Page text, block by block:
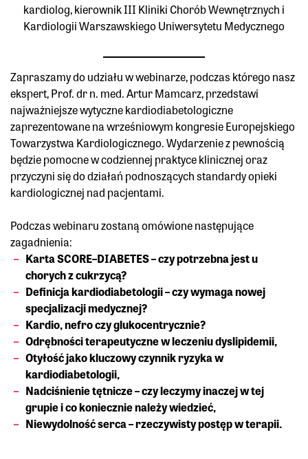
kardiolog, kierownik III Kliniki Chorób Wewnętrznych i
Kardiologii Warszawskiego Uniwersytetu Medycznego
Zapraszamy do udziału w webinarze, podczas którego nasz
ekspert, Prof. dr n. med. Artur Mamcarz, przedstawi
najważniejsze wytyczne kardiodiabetologiczne
zaprezentowane na wrześniowym kongresie Europejskiego
Towarzystwa Kardiologicznego. Wydarzenie z pewnością
będzie pomocne w codziennej praktyce klinicznej oraz
przyczyni się do działań podnoszących standardy opieki
kardiologicznej nad pacjentami.
Podczas webinaru zostaną omówione następujące
zagadnienia:
Karta SCORE–DIABETES – czy potrzebna jest u
chorych z cukrzycą?
Definicja kardiodiabetologii – czy wymaga nowej
specjalizacji medycznej?
Kardio, nefro czy glukocentrycznie?
Odrębności terapeutyczne w leczeniu dyslipidemii,
Otyłość jako kluczowy czynnik ryzyka w
kardiodiabetologii,
Nadciśnienie tętnicze – czy leczymy inaczej w tej
grupie i co koniecznie należy wiedzieć,
Niewydolność serca – rzeczywisty postęp w terapii.